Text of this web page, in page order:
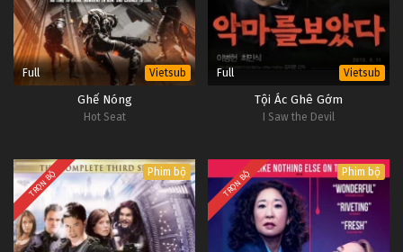
Full Vietsub
Ghế Nóng
Hot Seat
Full Vietsub
Tội Ác Ghê Gớm
I Saw the Devil
TRỌN BỘ Phim bộ TRỌN BỘ Phim bộ